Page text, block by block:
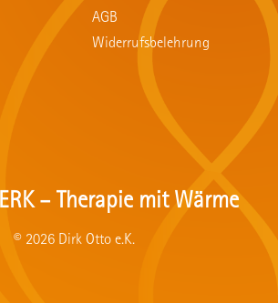
AGB
Widerrufsbelehrung
– Therapie mit Wärme
© 2026 Dirk Otto e.K.